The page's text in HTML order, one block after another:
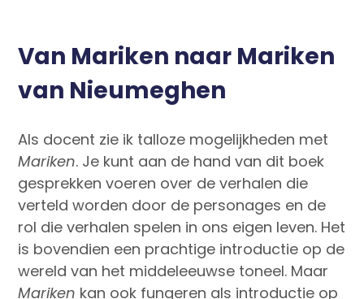
Van Mariken naar Mariken
van Nieumeghen
Als docent zie ik talloze mogelijkheden met
Mariken. Je kunt aan de hand van dit boek
gesprekken voeren over de verhalen die
verteld worden door de personages en de
rol die verhalen spelen in ons eigen leven. Het
is bovendien een prachtige introductie op de
wereld van het middeleeuwse toneel. Maar
Mariken kan ook fungeren als introductie op